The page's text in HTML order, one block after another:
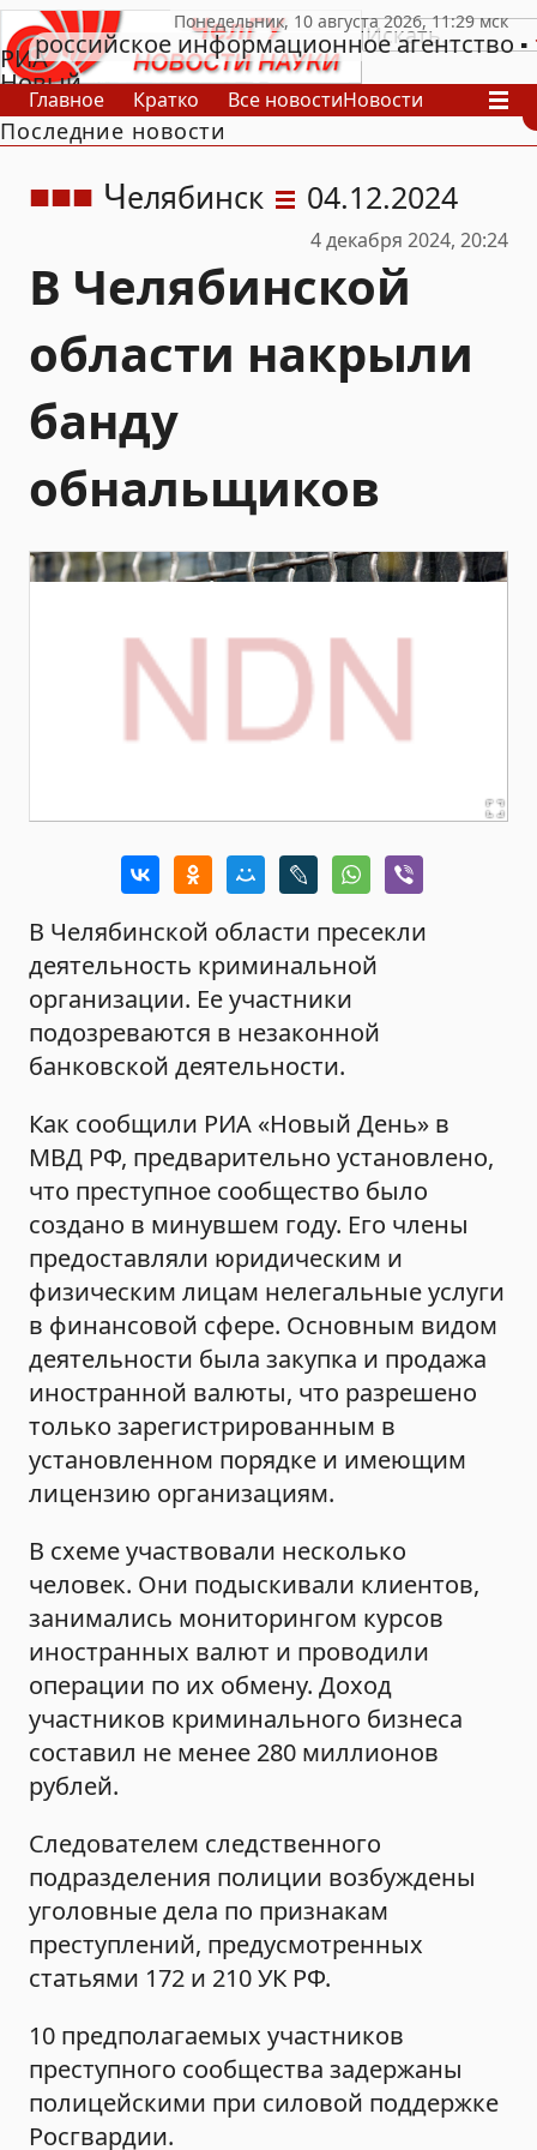
РИА
Новый
День
российское информационное агентство
Главное Кратко Все новостиНовости
В России
В мире
Последние новости
Челябинск 04.12.2024
4 декабря 2024, 20:24
В Челябинской
области накрыли
банду
обнальщиков
В Челябинской области пресекли
деятельность криминальной
организации. Ее участники
подозреваются в незаконной
банковской деятельности.
Как сообщили РИА «Новый День» в
МВД РФ, предварительно установлено,
что преступное сообщество было
создано в минувшем году. Его члены
предоставляли юридическим и
физическим лицам нелегальные услуги
в финансовой сфере. Основным видом
деятельности была закупка и продажа
иностранной валюты, что разрешено
только зарегистрированным в
установленном порядке и имеющим
лицензию организациям.
В схеме участвовали несколько
человек. Они подыскивали клиентов,
занимались мониторингом курсов
иностранных валют и проводили
операции по их обмену. Доход
участников криминального бизнеса
составил не менее 280 миллионов
рублей.
Следователем следственного
подразделения полиции возбуждены
уголовные дела по признакам
преступлений, предусмотренных
статьями 172 и 210 УК РФ.
10 предполагаемых участников
преступного сообщества задержаны
полицейскими при силовой поддержке
Росгвардии.